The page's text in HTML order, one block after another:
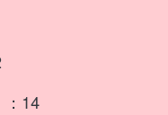
：14